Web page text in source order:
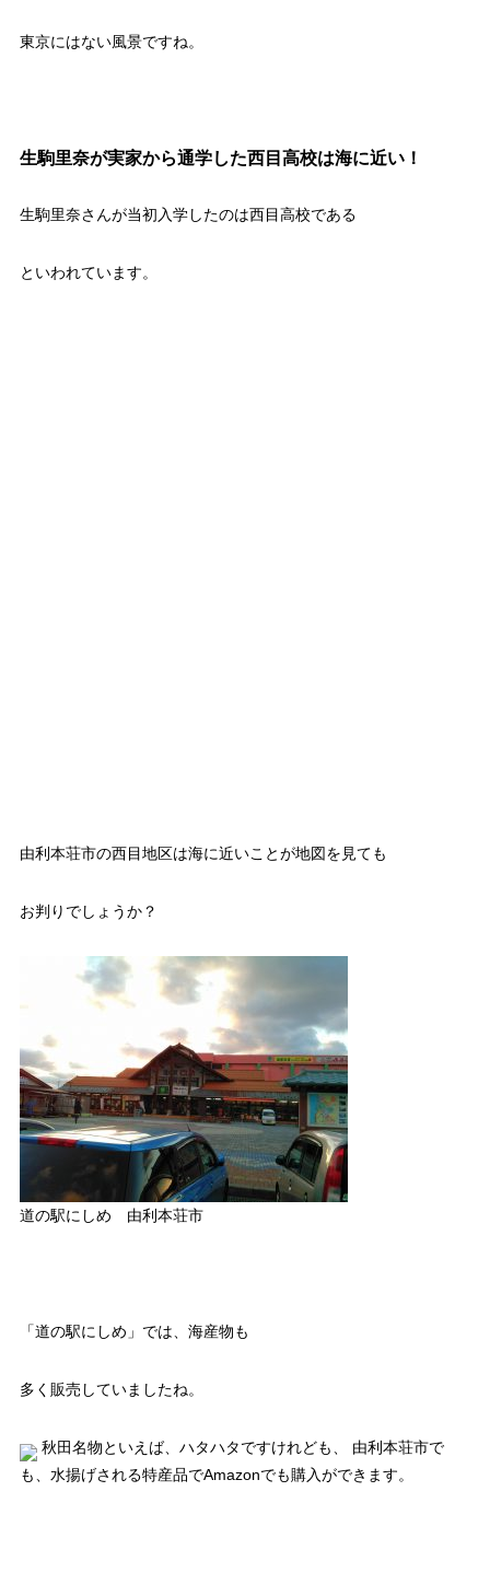
東京にはない風景ですね。
生駒里奈が実家から通学した西目高校は海に近い！
生駒里奈さんが当初入学したのは西目高校である
といわれています。
由利本荘市の西目地区は海に近いことが地図を見ても
お判りでしょうか？
道の駅にしめ 由利本荘市
「道の駅にしめ」では、海産物も
多く販売していましたね。
秋田名物といえば、ハタハタですけれども、 由利本荘市で
も、水揚げされる特産品でAmazonでも購入ができます。